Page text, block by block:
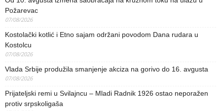
Požarevac
07/08/2026
Kostolački kotlić i Etno sajam održani povodom Dana rudara u
Kostolcu
07/08/2026
Vlada Srbije produžila smanjenje akciza na gorivo do 16. avgusta
07/08/2026
Prijateljski remi u Svilajncu – Mladi Radnik 1926 ostao neporažen
protiv srpskoligaša